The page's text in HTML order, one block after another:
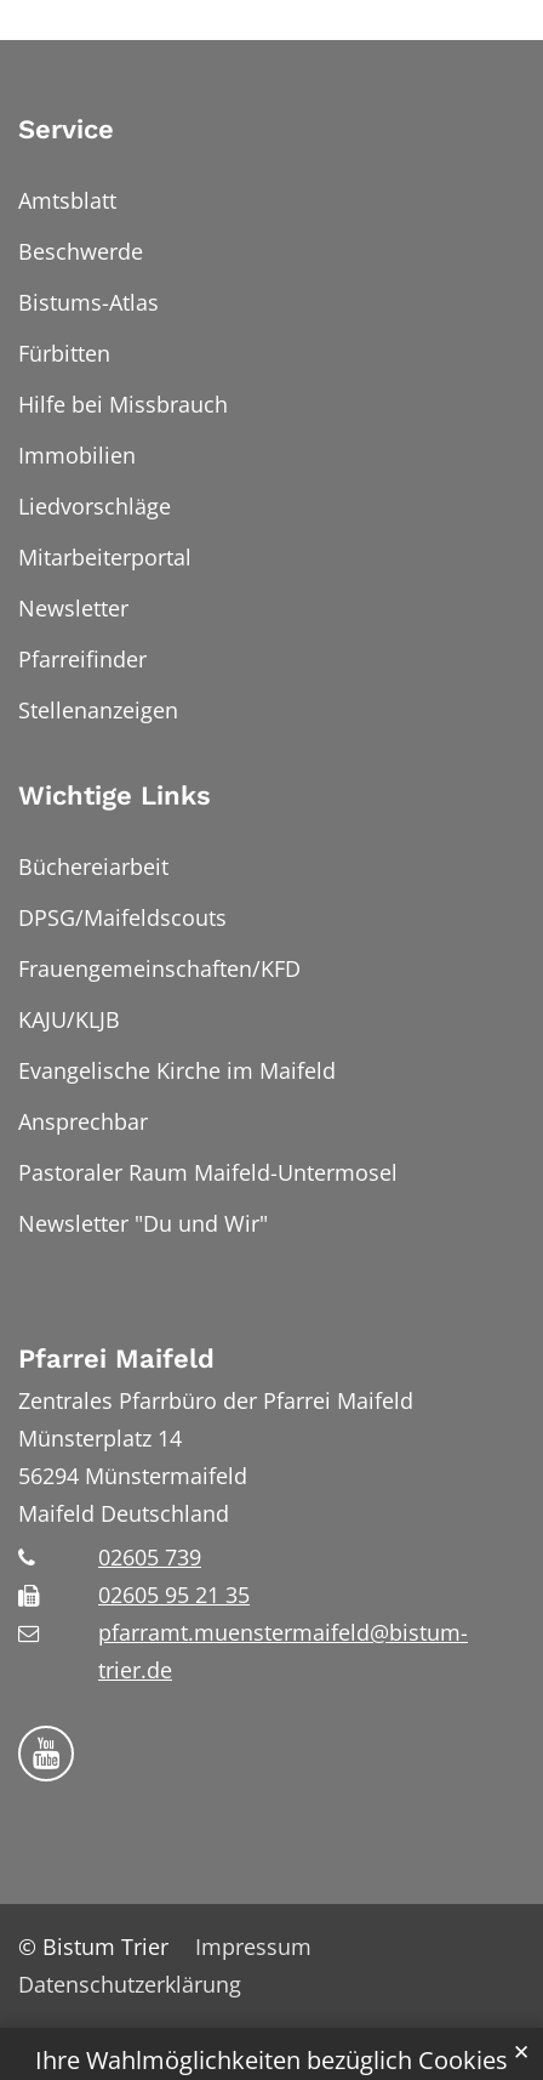
Ihre Wahlmöglichkeiten bezüglich Cookies ✕
Service
Amtsblatt
Beschwerde
Bistums-Atlas
Fürbitten
Hilfe bei Missbrauch
Immobilien
Liedvorschläge
Mitarbeiterportal
Newsletter
Pfarreifinder
Stellenanzeigen
Wichtige Links
Büchereiarbeit
DPSG/Maifeldscouts
Frauengemeinschaften/KFD
KAJU/KLJB
Evangelische Kirche im Maifeld
Ansprechbar
Pastoraler Raum Maifeld-Untermosel
Newsletter "Du und Wir"
Pfarrei Maifeld
Zentrales Pfarrbüro der Pfarrei Maifeld
Münsterplatz 14
56294 Münstermaifeld
Maifeld Deutschland
02605 739
02605 95 21 35
pfarramt.muenstermaifeld@bistum-
trier.de
Folge uns auf YouTube
© Bistum Trier
Impressum
Datenschutzerklärung